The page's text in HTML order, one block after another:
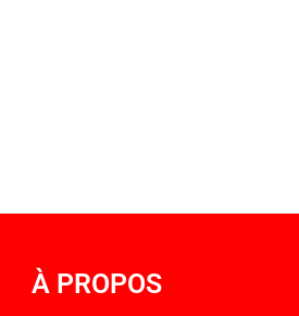
À PROPOS